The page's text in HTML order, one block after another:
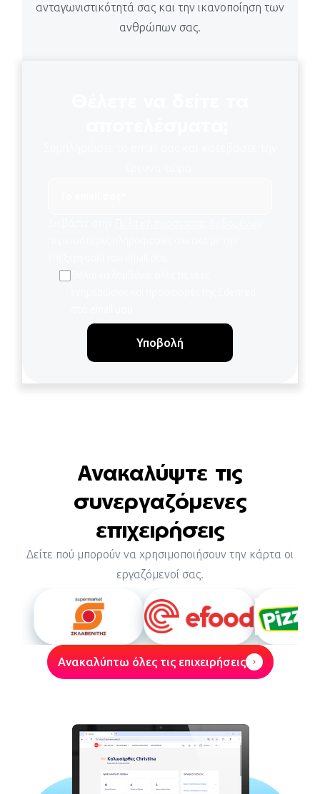
ανταγωνιστικότητά σας και την ικανοποίηση των
ανθρώπων σας.
Ανακαλύψτε τις
συνεργαζόμενες
επιχειρήσεις
Δείτε πού μπορούν να χρησιμοποιήσουν την κάρτα οι
εργαζόμενοί σας.
Ανακαλύπτω όλες τις επιχειρήσεις